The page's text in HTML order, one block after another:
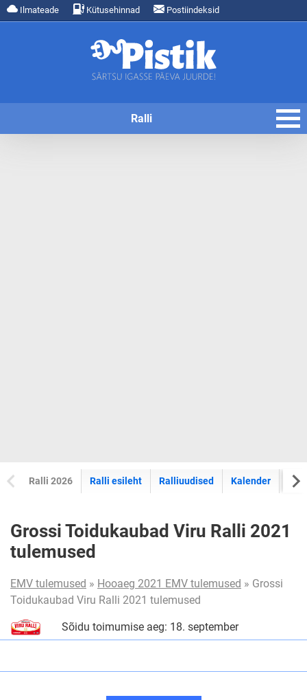
Ilmateade Kütusehinnad Postiindeksid
Ralli
Ralli 2026 Ralli esileht Ralliuudised Kalender
Grossi Toidukaubad Viru Ralli 2021
tulemused
EMV tulemused » Hooaeg 2021 EMV tulemused » Grossi
Toidukaubad Viru Ralli 2021 tulemused
Sõidu toimumise aeg: 18. september